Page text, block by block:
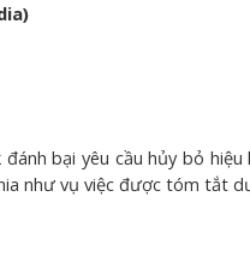
bại yêu cầu hủy bỏ hiệu
như vụ việc được tóm tắt